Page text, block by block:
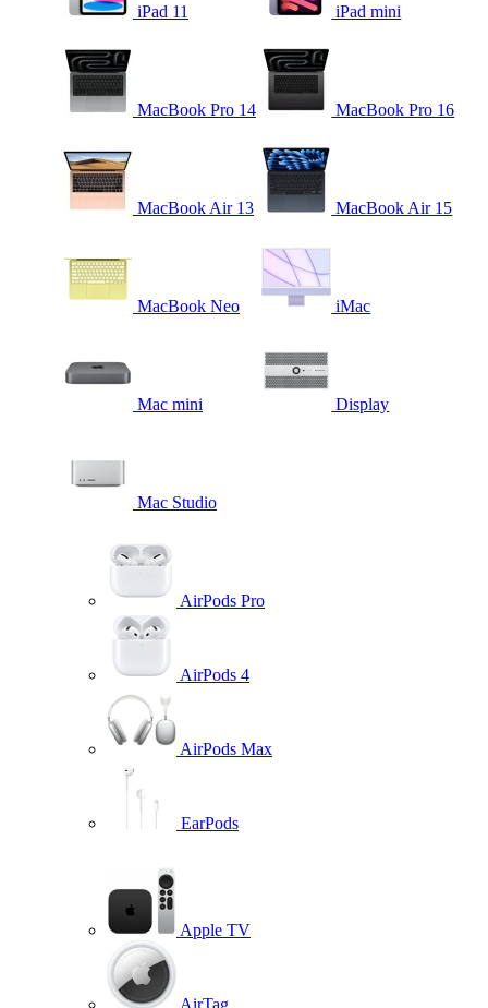
iPad 11 iPad mini
MacBook Pro 14 MacBook Pro 16
MacBook Air 13 MacBook Air 15
MacBook Neo iMac
Mac mini Display
Mac Studio
AirPods Pro
AirPods 4
AirPods Max
EarPods
Apple TV